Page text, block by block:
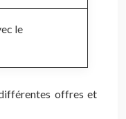
le
offres et